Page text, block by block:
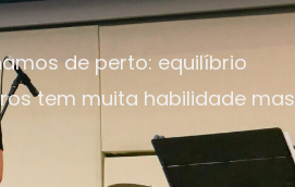
de perto: equilíbrio
tem muita habilidade mas